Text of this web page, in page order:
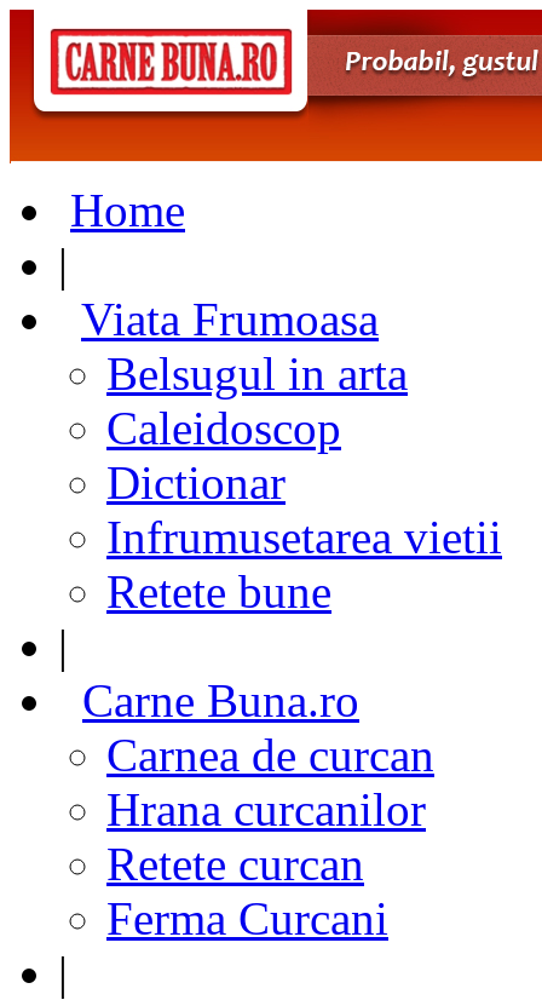
Home
|
Viata Frumoasa
Belsugul in arta
Caleidoscop
Dictionar
Infrumusetarea vietii
Retete bune
|
Carne Buna.ro
Carnea de curcan
Hrana curcanilor
Retete curcan
Ferma Curcani
|